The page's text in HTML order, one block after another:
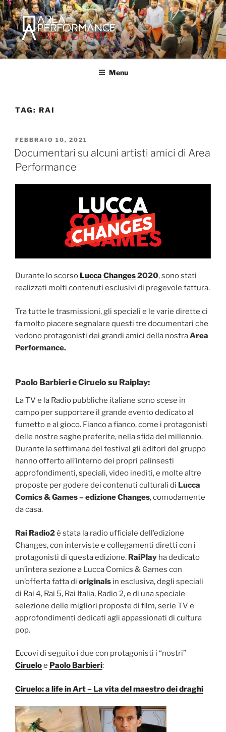
Salta
al
contenuto
AREA PERFORMANCE
Sito ufficiale della Onlus Area Performance.
Menu
TAG: RAI
PUBBLICATO
IL
FEBBRAIO 10, 2021
Documentari su alcuni artisti amici di Area
Performance
Durante lo scorso Lucca Changes2020, sono stati
realizzati molti contenuti esclusivi di pregevole fattura.
Tra tutte le trasmissioni, gli speciali e le varie dirette ci
fa molto piacere segnalare questi tre documentari che
vedono protagonisti dei grandi amici della nostraArea
Performance.
Paolo Barbieri e Ciruelo su Raiplay:
La TV e la Radio pubbliche italiane sono scese in
campo per supportare il grande evento dedicato al
fumetto e al gioco. Fianco a fianco, come i protagonisti
delle nostre saghe preferite, nella sfida del millennio.
Durante la settimana del festival gli editori del gruppo
hanno offerto all’interno dei propri palinsesti
approfondimenti, speciali, video inediti, e molte altre
proposte per godere dei contenuti culturali di Lucca
Comics & Games – edizione Changes, comodamente
da casa.
Rai Radio2è stata la radio ufficiale dell’edizione
Changes, con interviste e collegamenti diretti con i
protagonisti di questa edizione. RaiPlay ha dedicato
un’intera sezione a Lucca Comics & Games con
un’offerta fatta di originals in esclusiva, degli speciali
di Rai 4, Rai 5, Rai Italia, Radio 2, e di una speciale
selezione delle migliori proposte di film, serie TV e
approfondimenti dedicati agli appassionati di cultura
pop.
Eccovi di seguito i due con protagonisti i “nostri”
Cirueloe Paolo Barbieri:
Ciruelo: a life in Art – La vita del maestro dei draghi